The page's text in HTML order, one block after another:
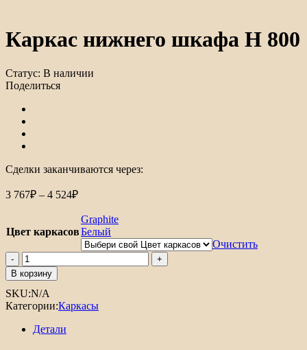
Каркас нижнего шкафа Н 800
Статус: В наличии
Поделиться
Сделки заканчиваются через:
3 767₽ – 4 524₽Диапазон
3
767₽
4
Цвет каркасов
Graphite
Белый
Очистить
Количество
товара
Каркас
нижнего
шкафа
800
В корзину
SKU:N/A
Категории:Каркасы
Детали